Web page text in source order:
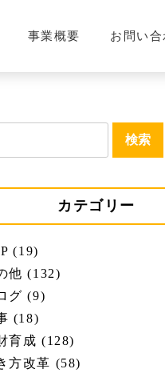
事業概要 お問い合
カテゴリー
(19)
他 (132)
グ (9)
(18)
育成 (128)
方改革 (58)